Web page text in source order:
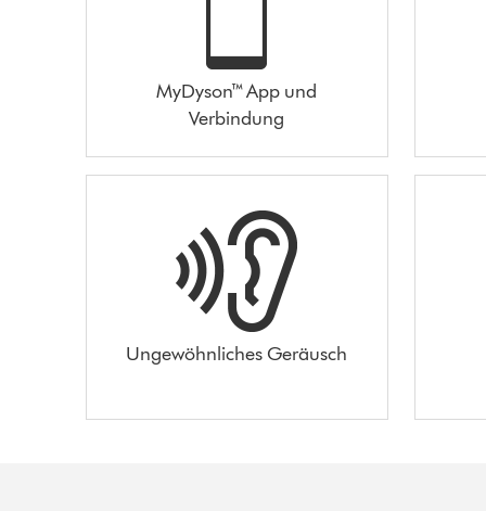
MyDyson™ App und
Verbindung
Ungewöhnliches Geräusch